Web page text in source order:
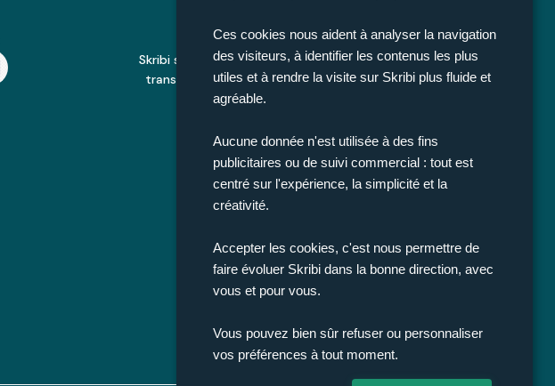
Écrivez, partagez, imprimez
Skribi simplifie la rédaction de vos souvenirs pour les
transformer en livres imprimés. Racontez, partagez,
transmettez : votre histoire, notre mission.
Ces cookies nous aident à analyser la navigation
des visiteurs, à identifier les contenus les plus
utiles et à rendre la visite sur Skribi plus fluide et
agréable.
Aucune donnée n'est utilisée à des fins
publicitaires ou de suivi commercial : tout est
centré sur l'expérience, la simplicité et la
créativité.
Accepter les cookies, c'est nous permettre de
faire évoluer Skribi dans la bonne direction, avec
vous et pour vous.
Vous pouvez bien sûr refuser ou personnaliser
vos préférences à tout moment.